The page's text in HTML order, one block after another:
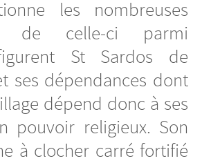
les nombreuses
de celle-ci parmi
St Sardos de
ses dépendances dont
dépend donc à ses
pouvoir religieux. Son
à clocher carré fortifié